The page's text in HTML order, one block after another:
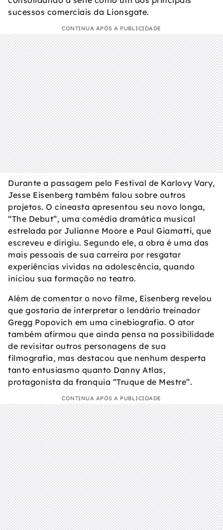
sucessos comerciais da Lionsgate.
CONTINUA APÓS A PUBLICIDADE
Durante a passagem pelo Festival de Karlovy Vary,
Jesse Eisenberg também falou sobre outros
projetos. O cineasta apresentou seu novo longa,
“The Debut”, uma comédia dramática musical
estrelada por Julianne Moore e Paul Giamatti, que
escreveu e dirigiu. Segundo ele, a obra é uma das
mais pessoais de sua carreira por resgatar
experiências vividas na adolescência, quando
iniciou sua formação no teatro.
Além de comentar o novo filme, Eisenberg revelou
que gostaria de interpretar o lendário treinador
Gregg Popovich em uma cinebiografia. O ator
também afirmou que ainda pensa na possibilidade
de revisitar outros personagens de sua
filmografia, mas destacou que nenhum desperta
tanto entusiasmo quanto Danny Atlas,
protagonista da franquia “Truque de Mestre”.
CONTINUA APÓS A PUBLICIDADE